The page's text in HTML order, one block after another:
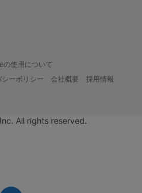
の使用について
シーポリシー 会社概要
採用情報
All rights reserved.